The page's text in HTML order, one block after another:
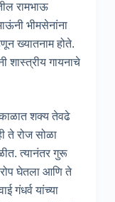
रामभाऊ
भीमसेनांना
ख्यातनाम होते.
शास्त्रीय गायनाचे
शक्य तेवढे
ते रोज सोळा
त्यानंतर गुरू
घेतला आणि ते
गंधर्व यांच्या